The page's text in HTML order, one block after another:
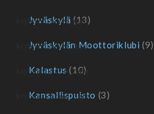
Jyväskylä (13)
Jyväskylän Moottoriklubi (9)
Kalastus (10)
Kansallispuisto (3)